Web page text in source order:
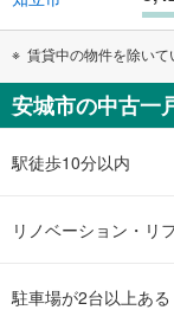
賃貸中の物件を除いて
安城市の中古一
駅徒歩10分以内
リノベーション・リ
駐車場が2台以上ある